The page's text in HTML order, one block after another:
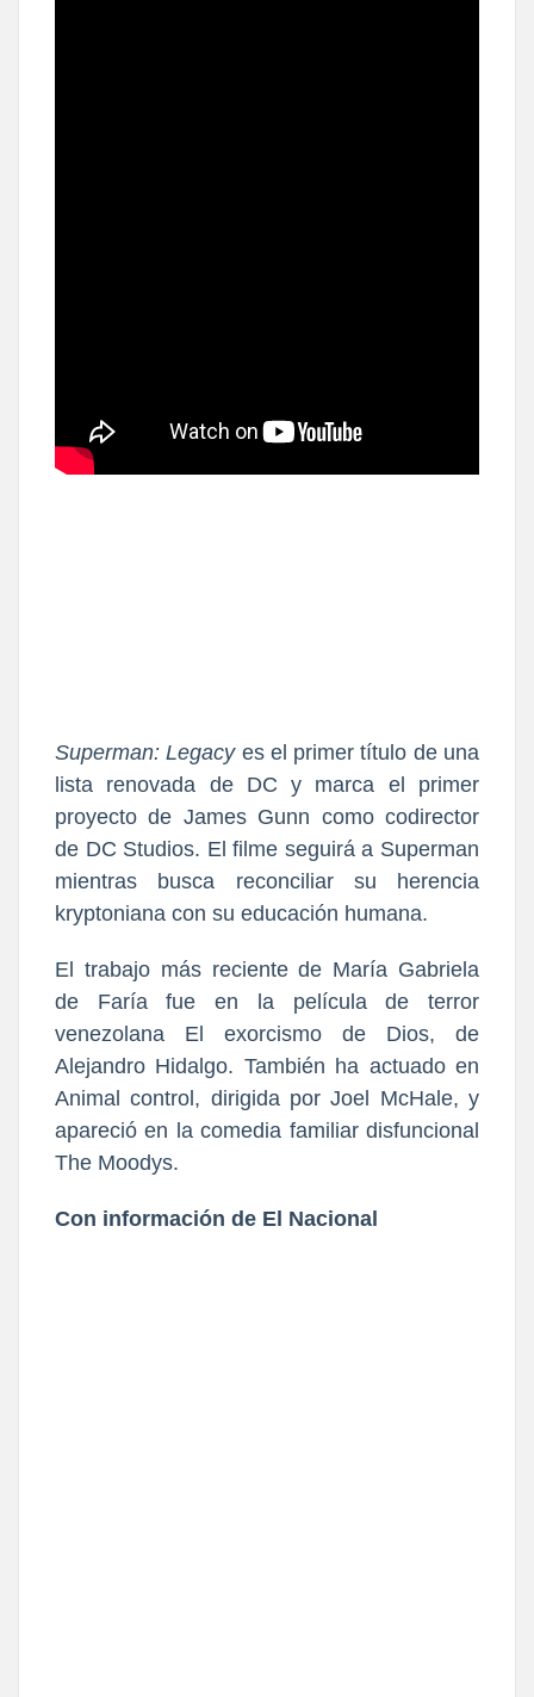
Superman: Legacyes el primer título de una
lista renovada de DC y marca el primer
proyecto de James Gunn como codirector
de DC Studios. El filme seguirá a Superman
mientras busca reconciliar su herencia
kryptoniana con su educación humana.
El trabajo más reciente de María Gabriela
de Faría fue en la película de terror
venezolana El exorcismo de Dios, de
Alejandro Hidalgo. También ha actuado en
Animal control, dirigida por Joel McHale, y
apareció en la comedia familiar disfuncional
The Moodys.
Con información de El Nacional